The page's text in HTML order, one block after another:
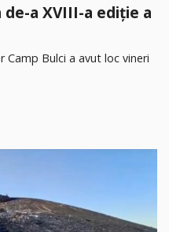
a XVIII-a ediție a
Camp Bulci a avut loc vineri